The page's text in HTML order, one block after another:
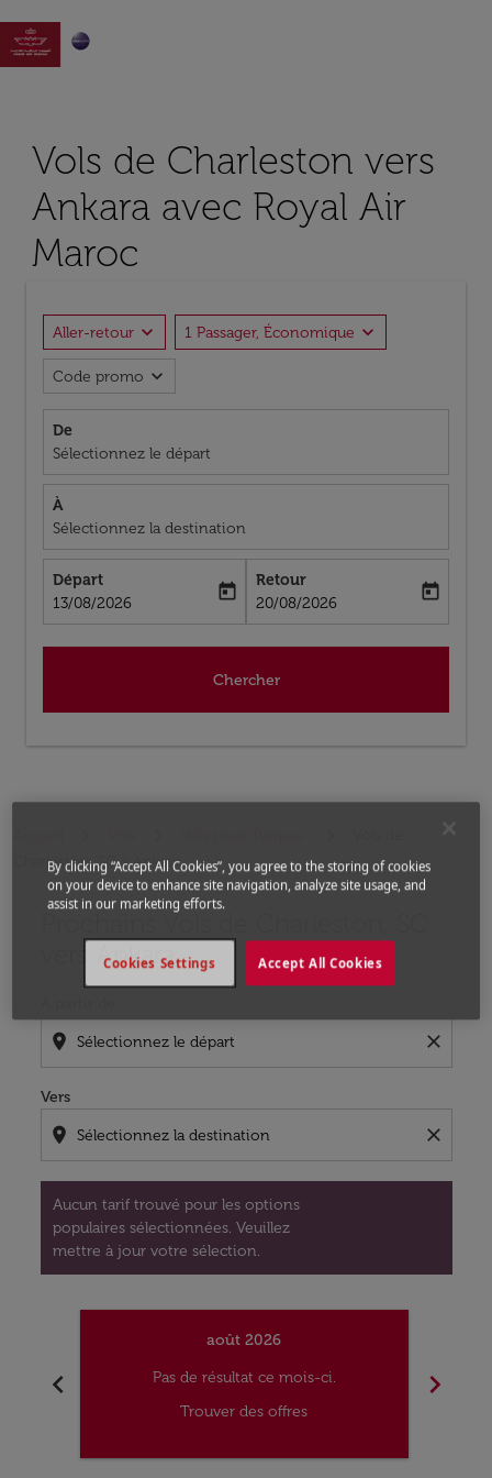

Vols de Charleston vers
Ankara avec Royal Air
Maroc
Aller-retour expand_more 1 Passager, Économique expand_more
Code promo expand_more
De
Sélectionnez le départ
À
Sélectionnez la destination
Départ
fc-booking-departure-date-aria-label
13/08/2026
today
Retour
fc-booking-return-date-aria-label
20/08/2026
today
Chercher
Charleston, SC a Ankara
Prochains Vols de Charleston, SC
vers Ankara
location_on close
Vers
location_on close
Aucun tarif trouvé pour les options
populaires sélectionnées. Veuillez
mettre à jour votre sélection.
Aucun tarif trouvé pour les options populaires
chevron_left
août 2026
Pas de résultat ce mois-ci.
Trouver des offres
chevron_right
By clicking “Accept All Cookies”, you agree to the storing of cookies
on your device to enhance site navigation, analyze site usage, and
assist in our marketing efforts.
Accept All Cookies
Cookies Settings